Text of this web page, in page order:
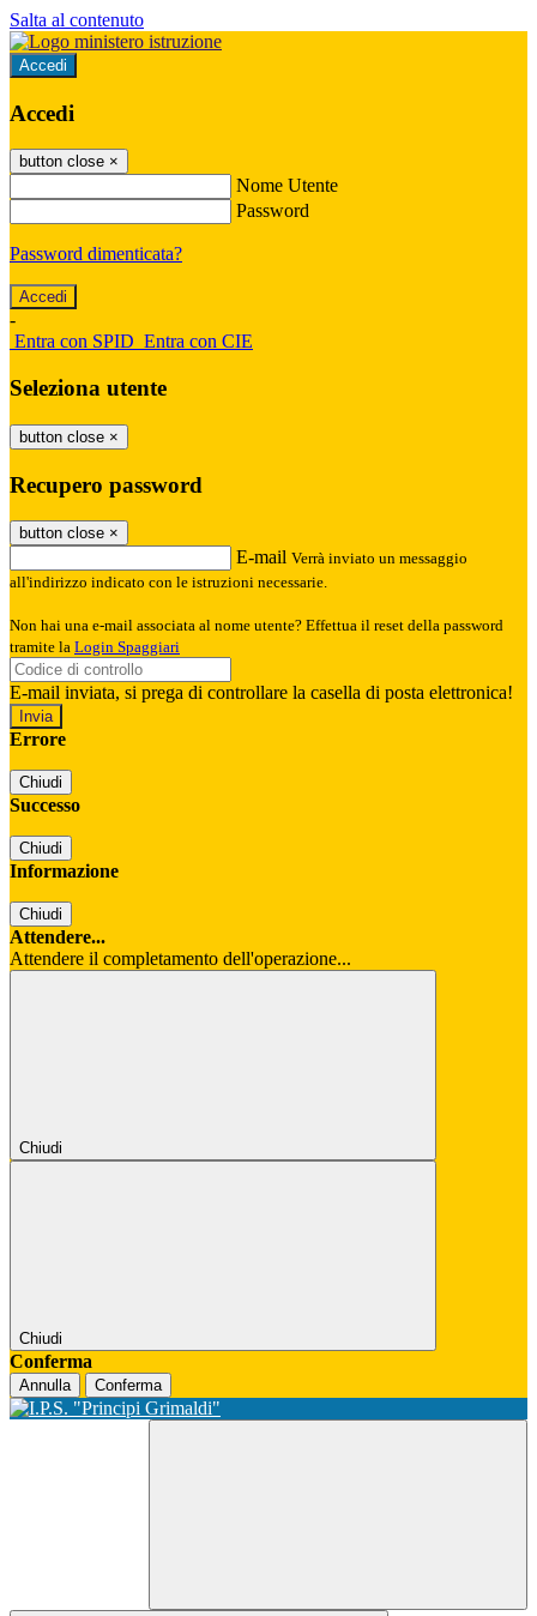
Salta al contenuto
Accedi
Accedi
button close ×
Nome Utente
Password
Password dimenticata?
-
Entra con SPID Entra con CIE
Seleziona utente
button close ×
Recupero password
button close ×
E-mail Verrà inviato un messaggio
all'indirizzo indicato con le istruzioni necessarie.
Non hai una e-mail associata al nome utente? Effettua il reset della password
tramite la Login Spaggiari
E-mail inviata, si prega di controllare la casella di posta elettronica!
Errore
Chiudi
Successo
Chiudi
Informazione
Chiudi
Attendere...
Attendere il completamento dell'operazione...
Chiudi
Chiudi
Conferma
Annulla Conferma